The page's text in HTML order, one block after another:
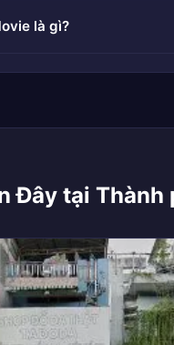
là gì?
Đây tại Thành